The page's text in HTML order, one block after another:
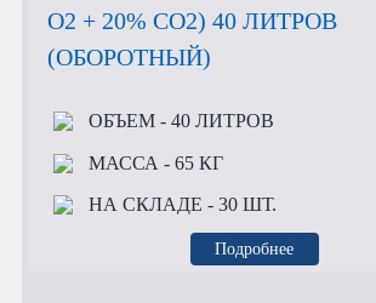
O2 + 20% CO2) 40 ЛИТРОВ
(ОБОРОТНЫЙ)
ОБЪЕМ- 40 ЛИТРОВ
МАССА - 65 КГ
НА СКЛАДЕ - 30 ШТ.
Подробнее